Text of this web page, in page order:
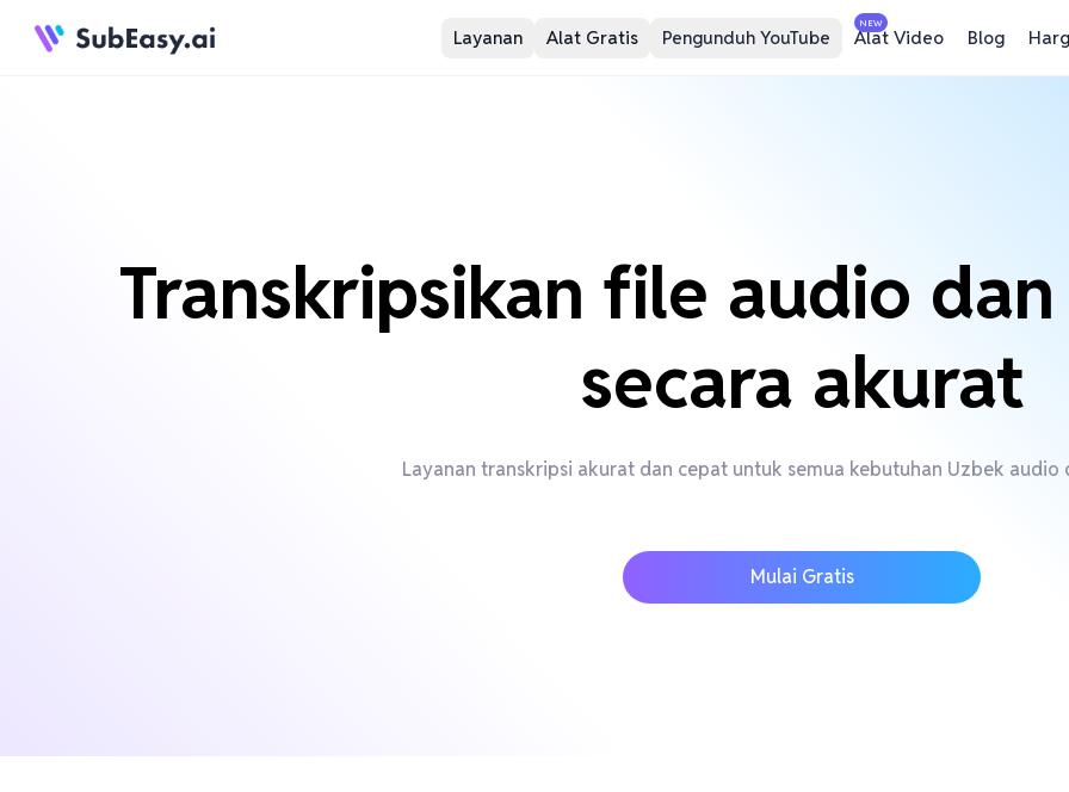
Layanan Alat Gratis Pengunduh YouTube
NEW
Alat Video Blog
Transkripsikan file audio
secara akurat
Layanan transkripsi akurat dan cepat untuk semua kebutuhan Uzbek audio
Mulai Gratis